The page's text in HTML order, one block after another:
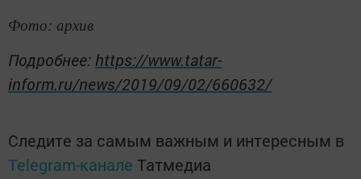
Фото: архив
Подробнее: https://www.tatar-
inform.ru/news/2019/09/02/660632/
Следите за самым важным и интересным в
Telegram-канале Татмедиа